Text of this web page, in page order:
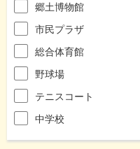
郷土博物館
市民プラザ
総合体育館
野球場
テニスコート
中学校